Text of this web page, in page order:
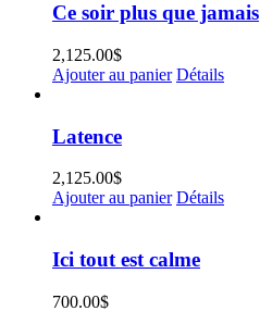
Ce soir plus que jamais
2,125.00$
Ajouter au panier Détails
Latence
2,125.00$
Ajouter au panier Détails
Ici tout est calme
700.00$